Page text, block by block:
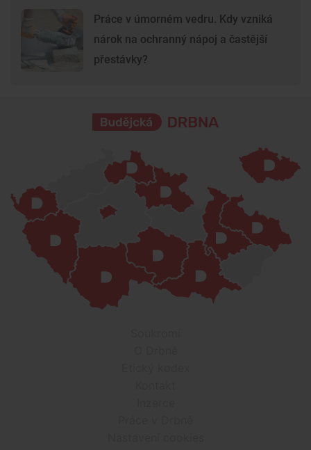
Práce v úmorném vedru. Kdy vzniká
nárok na ochranný nápoj a častější
přestávky?